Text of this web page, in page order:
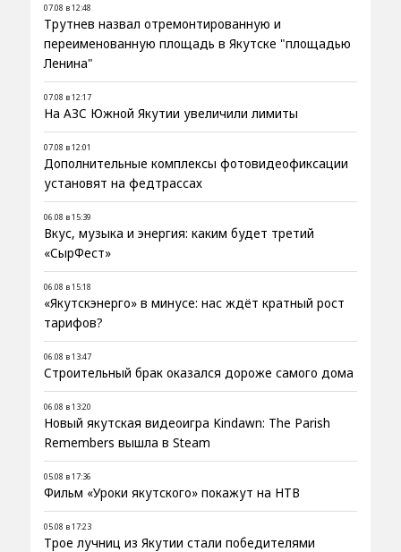
07.08 в 12:48
Трутнев назвал отремонтированную и
переименованную площадь в Якутске "площадью
Ленина"
07.08 в 12:17
На АЗС Южной Якутии увеличили лимиты
07.08 в 12:01
Дополнительные комплексы фотовидеофиксации
установят на федтрассах
06.08 в 15:39
Вкус, музыка и энергия: каким будет третий
«СырФест»
06.08 в 15:18
«Якутскэнерго» в минусе: нас ждёт кратный рост
тарифов?
06.08 в 13:47
Строительный брак оказался дороже самого дома
06.08 в 13:20
Новый якутская видеоигра Kindawn: The Parish
Remembers вышла в Steam
05.08 в 17:36
Фильм «Уроки якутского» покажут на НТВ
05.08 в 17:23
Трое лучниц из Якутии стали победителями